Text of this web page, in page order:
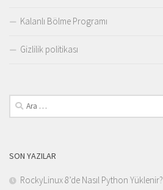
Kalanlı Bölme Programı
Gizlilik politikası
Arama:
SON YAZILAR
RockyLinux 8’de Nasıl Python Yüklenir?